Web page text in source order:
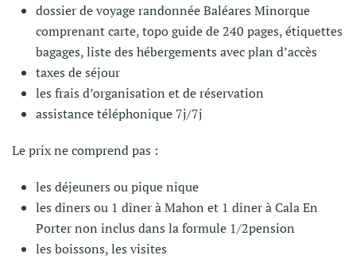
dossier de voyage randonnée Baléares Minorque
comprenant carte, topo guide de 240 pages, étiquettes
bagages, liste des hébergements avec plan d’accès
taxes de séjour
les frais d’organisation et de réservation
assistance téléphonique 7j/7j
Le prix ne comprend pas :
les déjeuners ou pique nique
les dîners ou 1 dîner à Mahon et 1 dîner à Cala En
Porter non inclus dans la formule 1/2pension
les boissons, les visites